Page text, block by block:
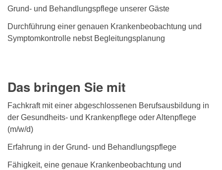
Grund- und Behandlungspflege unserer Gäste
Durchführung einer genauen Krankenbeobachtung und
Symptomkontrolle nebst Begleitungsplanung
Das bringen Sie mit
Fachkraft mit einer abgeschlossenen Berufsausbildung in
der Gesundheits- und Krankenpflege oder Altenpflege
(m/w/d)
Erfahrung in der Grund- und Behandlungspflege
Fähigkeit, eine genaue Krankenbeobachtung und